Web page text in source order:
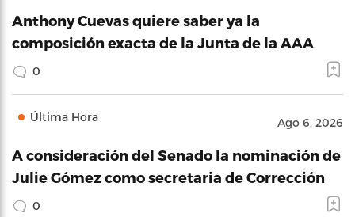
Anthony Cuevas quiere saber ya la
composición exacta de la Junta de la AAA
0
Última Hora Ago 6, 2026
A consideración del Senado la nominación de
Julie Gómez como secretaria de Corrección
0